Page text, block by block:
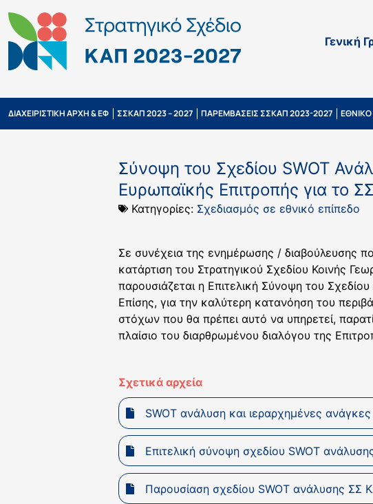
Γενική
ΔΙΑΧΕΙΡΙΣΤΙΚΗ ΑΡΧΗ & ΕΦ ΣΣΚΑΠ 2023 – 2027 ΠΑΡΕΜΒΑΣΕΙΣ ΣΣΚΑΠ 2023-2027 ΕΘΝΙΚΟ
Σύνοψη του Σχεδίου SWOT
Ευρωπαϊκής Επιτροπής για το
Κατηγορίες: Σχεδιασμός σε εθνικό επίπεδο
Σε συνέχεια της ενημέρωσης / διαβούλευσης
κατάρτιση του Στρατηγικού Σχεδίου Κοινής
παρουσιάζεται η Επιτελική Σύνοψη του
Επίσης, για την καλύτερη κατανόηση του
στόχων που θα πρέπει αυτό να υπηρετεί,
πλαίσιο του διαρθρωμένου διαλόγου της
Σχετικά αρχεία
SWOT ανάλυση και ιεραρχημένες
Επιτελική σύνοψη σχεδίου SWOT
Παρουσίαση σχεδίου SWOT ανάλυσης ΣΣ